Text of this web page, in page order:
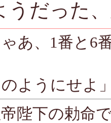
うだった
ゃあ、1番と
ようにせよ
陛下の勅命